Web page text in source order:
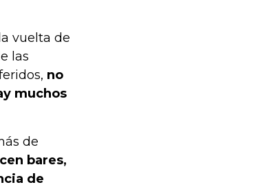
vuelta de
las
no
muchos
de
bares,
de